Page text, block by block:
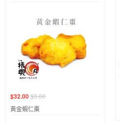
$32.00$0.00
黃金蝦仁棗